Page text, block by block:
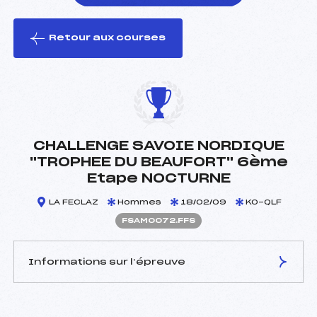
le ski
Retour aux courses
CHALLENGE SAVOIE NORDIQUE
"TROPHEE DU BEAUFORT" 6ème
Etape NOCTURNE
LA FECLAZ Hommes 18/02/09 KO-QLF
FSAM0072.FFS
Informations sur l’épreuve